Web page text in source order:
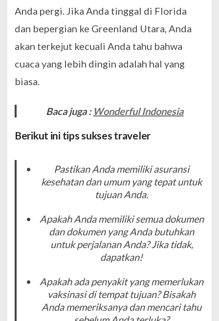
Anda pergi. Jika Anda tinggal di Florida
dan bepergian ke Greenland Utara, Anda
akan terkejut kecuali Anda tahu bahwa
cuaca yang lebih dingin adalah hal yang
biasa.
Baca juga : Wonderful Indonesia
Berikut ini tips sukses traveler
Pastikan Anda memiliki asuransi
kesehatan dan umum yang tepat untuk
tujuan Anda.
Apakah Anda memiliki semua dokumen
dan dokumen yang Anda butuhkan
untuk perjalanan Anda? Jika tidak,
dapatkan!
Apakah ada penyakit yang memerlukan
vaksinasi di tempat tujuan? Bisakah
Anda memeriksanya dan mencari tahu